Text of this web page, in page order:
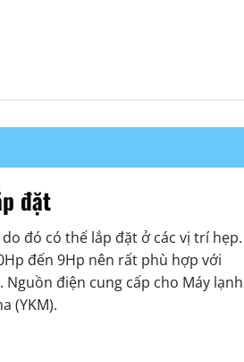
đặt
đó có thế lắp đặt ở các vị trí hẹp.
đến 9Hp nên rất phù hợp với
điện cung cấp cho Máy lạnh
(YKM).